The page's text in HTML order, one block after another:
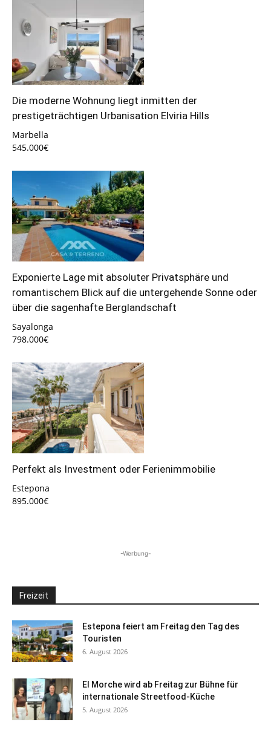
Die moderne Wohnung liegt inmitten der
prestigeträchtigen Urbanisation Elviria Hills
Marbella
545.000€
Exponierte Lage mit absoluter Privatsphäre und
romantischem Blick auf die untergehende Sonne oder
über die sagenhafte Berglandschaft
Sayalonga
798.000€
Perfekt als Investment oder Ferienimmobilie
Estepona
895.000€
-Werbung-
Freizeit
Estepona feiert am Freitag den Tag des
Touristen
6. August 2026
El Morche wird ab Freitag zur Bühne für
internationale Streetfood-Küche
5. August 2026